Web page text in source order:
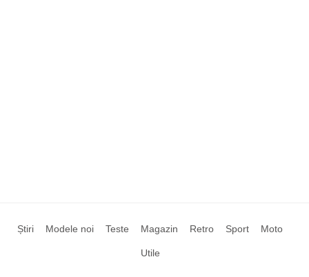
Știri Modele noi Teste Magazin Retro Sport Moto
Utile